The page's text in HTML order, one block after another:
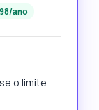
ano
o limite